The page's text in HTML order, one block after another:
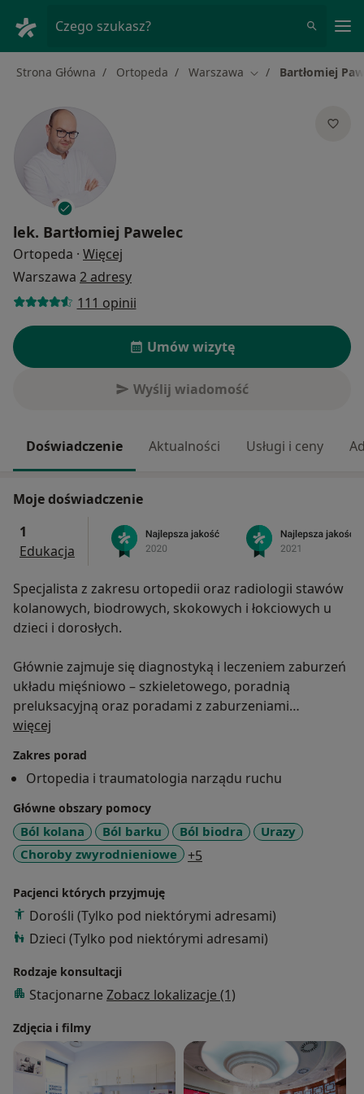
Czego szukasz?
Strona Główna Ortopeda Warszawa Zmień miasto
Bartłomiej
lek. Bartłomiej Pawelec
Ortopeda · Więcej
Warszawa 2 adresy
111 opinii
Umów wizytę
Wyślij wiadomość
Doświadczenie Aktualności Usługi i ceny
Moje doświadczenie
1
Edukacja
Specjalista z zakresu ortopedii oraz radiologii stawów
kolanowych, biodrowych, skokowych i łokciowych u
dzieci i dorosłych.
Głównie zajmuje się diagnostyką i leczeniem zaburzeń
układu mięśniowo – szkieletowego, poradnią
preluksacyjną oraz poradami z zaburzeniami
wrodzonymi stóp dziecięcych i wadami postawy.
Jest absolwentem Wydziału Wojskowego w Łodzi.
Karierę zawodową rozpoczynał w Oddziale
Ortopedyczno – Urazowym w Wojewódzkim Szpitalu
Zespolonym w Płocku. Obecnie pracuje w Klinice
Chirurgii Urazowej Narządu Ruchu i Ortopedii CMKP w
Stanisława Pomianowskiego oraz na Oddziale
Chirurgii Urazowo – Ortopedycznej w Garwolinie.
zagranicznych potwierdzonych certyfikatami
uczestnictwa.
W Premium Medical lek. Bartłomiej Pawelec zajmuje
się wykonywaniem badań USG (stawu kolanowego,
łokciowego, skokowego, barkowego, biodrowego,
więcej
Zakres porad
Ortopedia i traumatologia narządu ruchu
Główne obszary pomocy
Ból kolana Ból barku Ból biodra
Urazy
Choroby zwyrodnieniowe
+5
Pacjenci których przyjmuję
Dorośli (Tylko pod niektórymi adresami)
Dzieci (Tylko pod niektórymi adresami)
Rodzaje konsultacji
Stacjonarne Zobacz lokalizacje (1)
Zdjęcia i filmy